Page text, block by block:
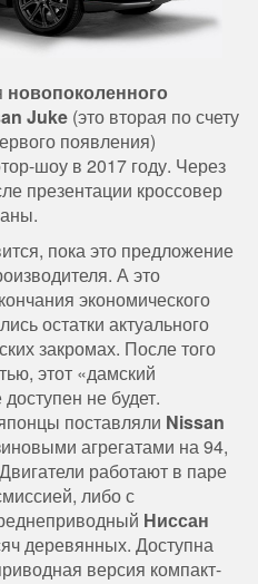
новопоколенного
Juke (это вторая по счету
появления)
шоу в 2017 году. Через
презентации кроссовер
пока это предложение
А это
экономического
остатки актуального
закромах. После того
этот «дамский
не будет.
поставляли Nissan
агрегатами на 94,
работают в паре
либо с
Ниссан
деревянных. Доступна
версия компакт-